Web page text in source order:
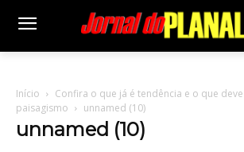
Início
Confira o que já é tendência e o que
paisagismo
unnamed (10)
unnamed (10)